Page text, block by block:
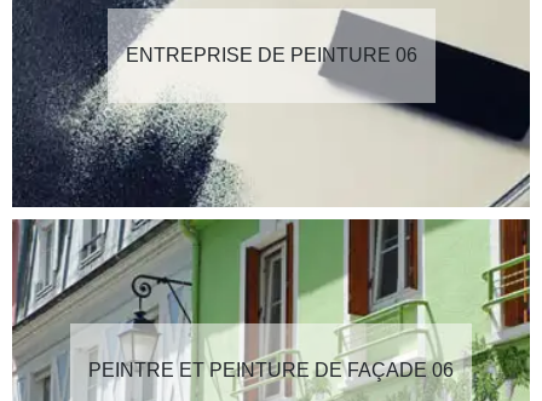
ENTREPRISE DE PEINTURE 06
PEINTRE ET PEINTURE DE FAÇADE 06